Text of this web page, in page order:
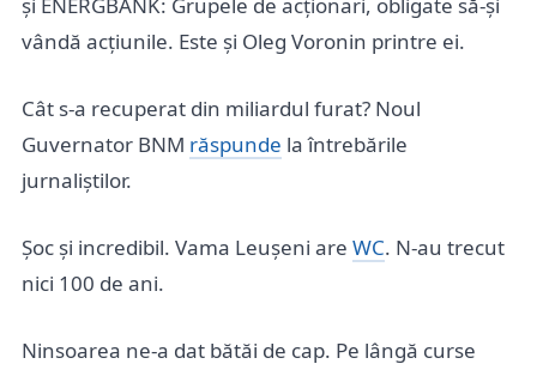
vândă acțiunile. Este și Oleg Voronin printre ei.
Cât s-a recuperat din miliardul furat? Noul
Guvernator BNM răspunde la întrebările
jurnaliștilor.
Șoc și incredibil. Vama Leușeni are WC. N-au trecut
nici 100 de ani.
Ninsoarea ne-a dat bătăi de cap. Pe lângă curse